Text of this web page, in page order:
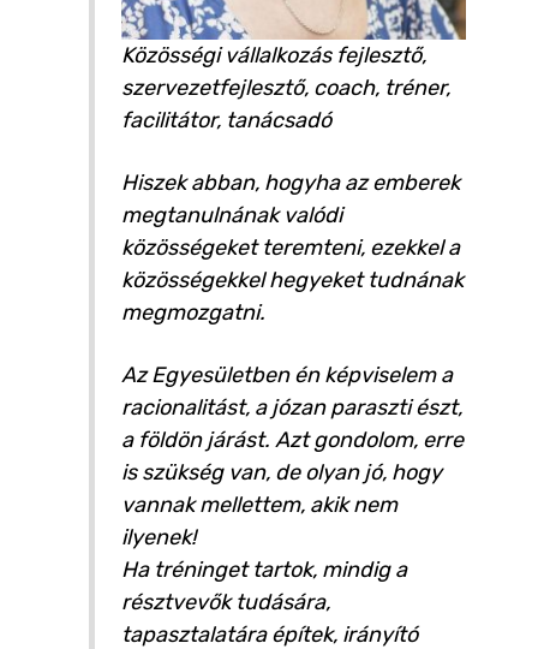
Közösségi vállalkozás fejlesztő,
szervezetfejlesztő, coach, tréner,
facilitátor, tanácsadó
Hiszek abban, hogyha az emberek
megtanulnának valódi
közösségeket teremteni, ezekkel a
közösségekkel hegyeket tudnának
megmozgatni.
Az Egyesületben én képviselem a
racionalitást, a józan paraszti észt,
a földön járást. Azt gondolom, erre
is szükség van, de olyan jó, hogy
vannak mellettem, akik nem
ilyenek!
Ha tréninget tartok, mindig a
résztvevők tudására,
tapasztalatára építek, irányító